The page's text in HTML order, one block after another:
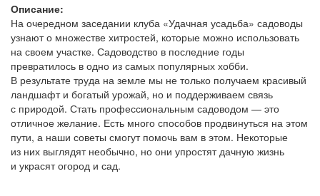
Описание:
На очередном заседании клуба «Удачная усадьба» садоводы
узнают о множестве хитростей, которые можно использовать
на своем участке. Садоводство в последние годы
превратилось в одно из самых популярных хобби.
В результате труда на земле мы не только получаем красивый
ландшафт и богатый урожай, но и поддерживаем связь
с природой. Стать профессиональным садоводом — это
отличное желание. Есть много способов продвинуться на этом
пути, а наши советы смогут помочь вам в этом. Некоторые
из них выглядят необычно, но они упростят дачную жизнь
и украсят огород и сад.